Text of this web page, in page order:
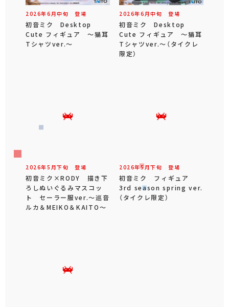
2026年6 月中旬 登場
初音ミク Desktop
Cute フィギュア ～猫耳
Tシャツver.～
2026年6 月中旬 登場
初音ミク Desktop
Cute フィギュア ～猫耳
Tシャツver.～（タイクレ
限定）
2026年5 月下旬 登場
初音ミク×RODY 描き下
ろしぬいぐるみマスコッ
ト セーラー服ver.～巡音
ルカ＆MEIKO＆KAITO～
2026年5月下旬 登場
初音ミク フィギュア
3rd season spring ver.
（タイクレ限定）